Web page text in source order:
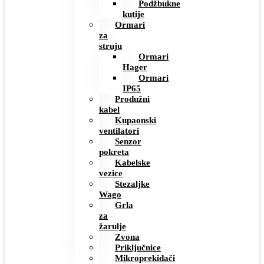
Podžbukne
kutije
Ormari
za
struju
Ormari
Hager
Ormari
IP65
Produžni
kabel
Kupaonski
ventilatori
Senzor
pokreta
Kabelske
vezice
Stezaljke
Wago
Grla
za
žarulje
Zvona
Priključnice
Mikroprekidači